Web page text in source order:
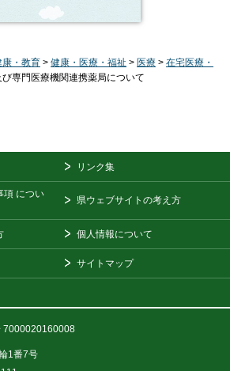
康・教育 > 健康・医療・福祉 > 医療 > 在宅医療・
専門医療機関連携薬局について
リンク集
項 につい
県ウェブサイトの考え方
個人情報について
サイトマップ
7000020160008
1番7号